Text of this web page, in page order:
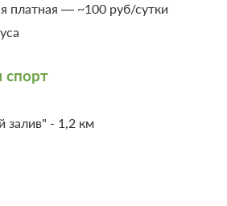
2-комнатный вид на
платная — ~100 руб/сутки
спорт
залив" - 1,2 км